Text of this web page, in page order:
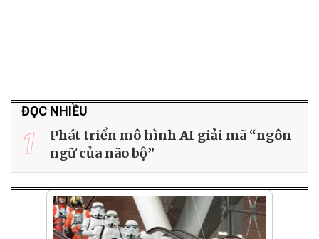
ĐỌC NHIỀU
1
Phát triển mô hình AI giải mã “ngôn
ngữ của não bộ”